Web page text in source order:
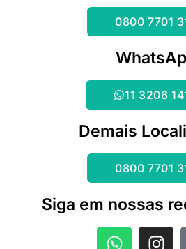
0800 7701
11 3206
Demais
0800 7701
Siga em nossas